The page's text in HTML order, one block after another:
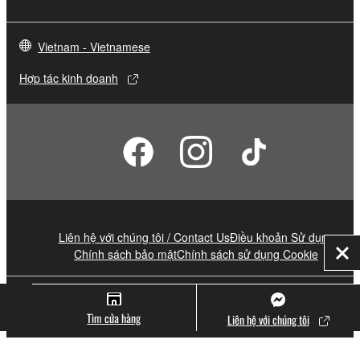
Tìm cửa hàng Liên hệ với chúng tôi
Vietnam - Vietnamese
Hợp tác kinh doanh
Liên hệ với chúng tôi / Contact UsĐiều khoản Sử dụng
Chính sách bảo mậtChính sách sử dụng Cookie